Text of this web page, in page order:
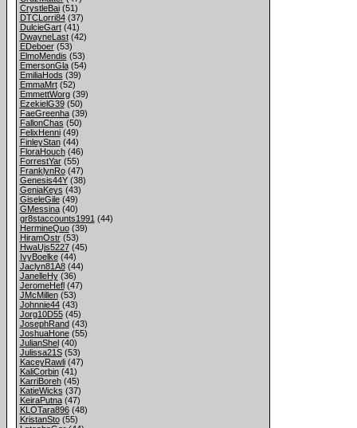
CrystleBai(51)
DTCLorri84(37)
DulcieGart(41)
DwayneLast(42)
EDeboer(53)
ElmoMendis (53)
EmersonGla(54)
EmiliaHods (39)
EmmaMrt(52)
EmmettWorg(39)
EzekielG39(50)
FaeGreenha(39)
FallonChas (50)
FelixHenni(49)
FinleyStan(44)
FloraHouch(46)
ForrestYar(55)
FranklynRo(47)
Genesis44Y(38)
GeniaKeys (43)
GiseleGile(49)
GMessina(40)
gr8staccounts1991 (44)
HermineQuo(39)
HiramOstr(53)
HwaUjs5227(45)
IvyBoelke(44)
Jaclyn81A8(44)
JanelleHy(36)
JeromeHefl(47)
JMcMillen(53)
Johnnie44(43)
Jorg10D55(45)
JosephRand(43)
JoshuaHone(55)
JulianShel(40)
Julissa21S(53)
KaceyRawli(47)
KaliCorbin(41)
KarriBoreh(45)
KatieWicks (37)
KeiraPutna(47)
KLOTara896(48)
KristanSto(55)